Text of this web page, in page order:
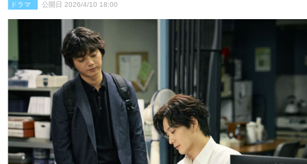
ドラマ 公開日 2026/4/10 18:00